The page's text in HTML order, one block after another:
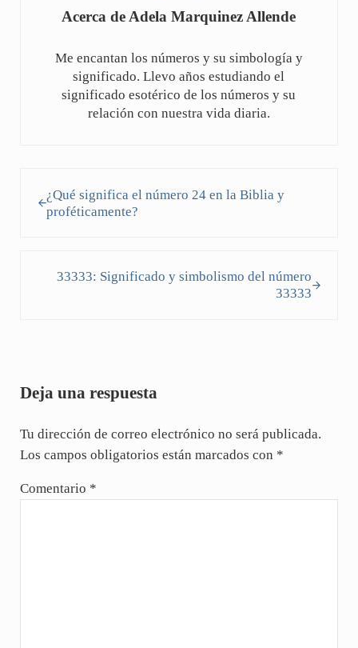
Acerca de Adela Marquinez Allende
Me encantan los números y su simbología y
significado. Llevo años estudiando el
significado esotérico de los números y su
relación con nuestra vida diaria.
¿Qué significa el número 24 en la Biblia y
proféticamente?
33333: Significado y simbolismo del número
33333
Deja una respuesta
Tu dirección de correo electrónico no será publicada.
Los campos obligatorios están marcados con *
Comentario *